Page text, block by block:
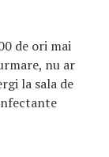
de ori mai
nu ar
la sala de